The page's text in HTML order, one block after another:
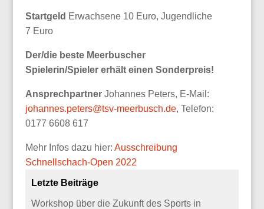
Startgeld Erwachsene 10 Euro, Jugendliche
7 Euro
Der/die beste Meerbuscher
Spielerin/Spieler erhält einen Sonderpreis!
AnsprechpartnerJohannes Peters, E-Mail:
johannes.peters@tsv-meerbusch.de, Telefon:
0177 6608 617
Mehr Infos dazu hier: Ausschreibung
Schnellschach-Open 2022
Letzte Beiträge
Workshop über die Zukunft des Sports in